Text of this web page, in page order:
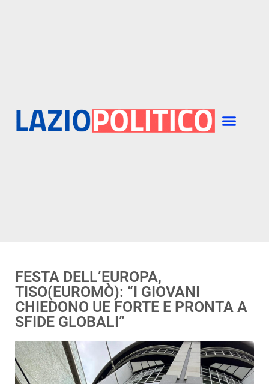
FESTA DELL’EUROPA,
TISO(EUROMÒ): “I GIOVANI
CHIEDONO UE FORTE E PRONTA A
SFIDE GLOBALI”